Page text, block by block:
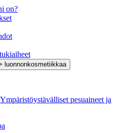
on?
Ympäristöystävälliset pesuaineet ja